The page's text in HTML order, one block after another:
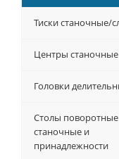
Тиски станочные/
Центры станочные
Головки
Столы поворотные
станочные и
принадлежности